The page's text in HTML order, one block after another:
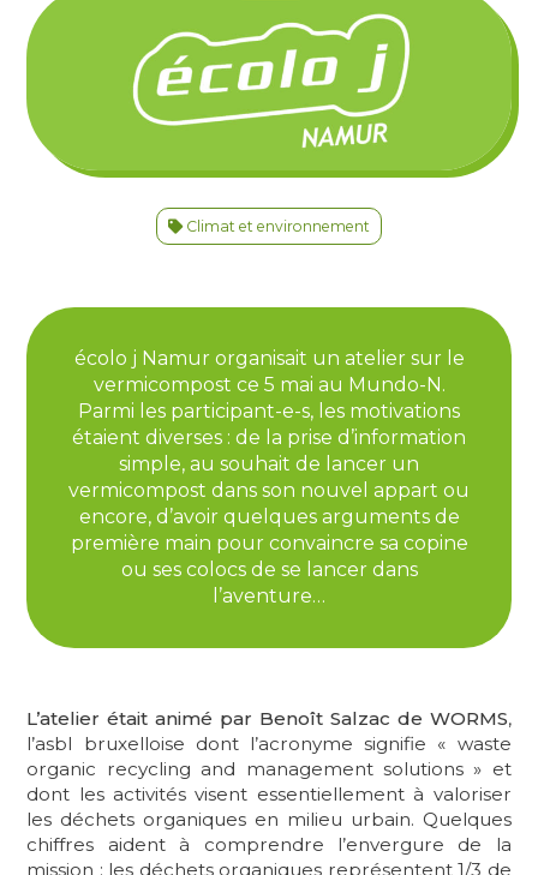
Climat et environnement
écolo j Namur organisait un atelier sur le
vermicompost ce 5 mai au Mundo-N.
Parmi les participant-e-s, les motivations
étaient diverses : de la prise d’information
simple, au souhait de lancer un
vermicompost dans son nouvel appart ou
encore, d’avoir quelques arguments de
première main pour convaincre sa copine
ou ses colocs de se lancer dans
l’aventure…
L’atelier était animé par Benoît Salzac de WORMS,
l’asbl bruxelloise dont l’acronyme signifie « waste
organic recycling and management solutions » et
dont les activités visent essentiellement à valoriser
les déchets organiques en milieu urbain. Quelques
chiffres aident à comprendre l’envergure de la
mission : les déchets organiques représentent 1/3 de